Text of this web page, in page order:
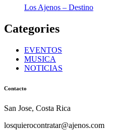
Los Ajenos – Destino
Categories
EVENTOS
MUSICA
NOTICIAS
Contacto
San Jose, Costa Rica
losquierocontratar@ajenos.com